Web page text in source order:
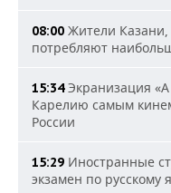
08:00 Жители
потребляют
15:34Экранизация «А
Карелию самым
России
15:29 Иностранные
экзамен по русскому